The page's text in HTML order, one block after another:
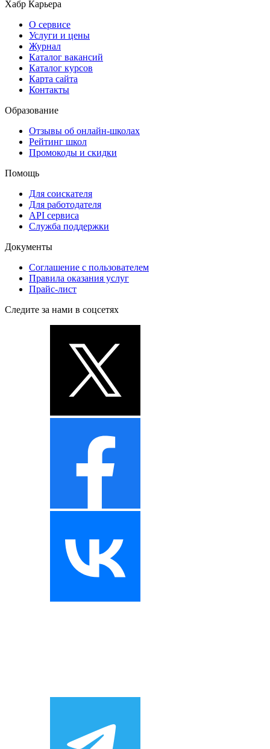
Хабр Карьера
О сервисе
Услуги и цены
Журнал
Каталог вакансий
Каталог курсов
Карта сайта
Контакты
Образование
Отзывы об онлайн-школах
Рейтинг школ
Промокоды и скидки
Помощь
Для соискателя
Для работодателя
API сервиса
Служба поддержки
Документы
Соглашение с пользователем
Правила оказания услуг
Прайс-лист
Следите за нами в соцсетях